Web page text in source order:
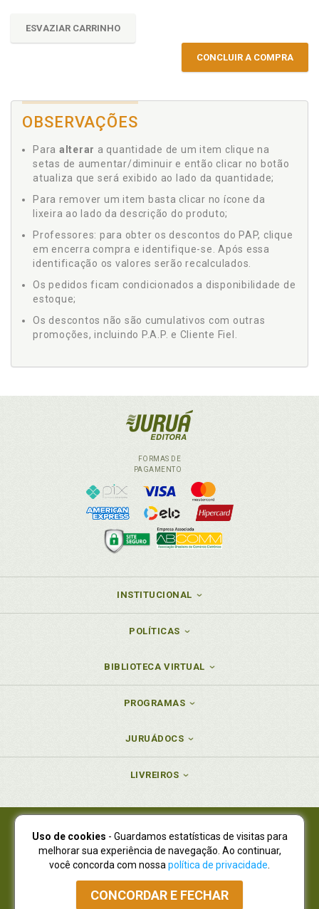
ESVAZIAR CARRINHO
CONCLUIR A COMPRA
OBSERVAÇÕES
Para alterar a quantidade de um item clique na
setas de aumentar/diminuir e então clicar no botão
atualiza que será exibido ao lado da quantidade;
Para remover um item basta clicar no ícone da
lixeira ao lado da descrição do produto;
Professores: para obter os descontos do PAP, clique
em encerra compra e identifique-se. Após essa
identificação os valores serão recalculados.
Os pedidos ficam condicionados a disponibilidade de
estoque;
Os descontos não são cumulativos com outras
promoções, incluindo P.A.P. e Cliente Fiel.
FORMAS DE
PAGAMENTO
INSTITUCIONAL
POLÍTICAS
BIBLIOTECA VIRTUAL
PROGRAMAS
JURUÁDOCS
LIVREIROS
Juruá Editora Ltda., CNPJ 77.535.508/0001-19
Juruá Informática Ltda., CNPJ 01.701.561/0001-80
NOVO ENDEREÇO:R. Flávio Dallegrave, 7665, São Lourenço |
Curitiba - Paraná - CEP 82210-310
Atendimento: (41) 4009-3900|Vendas Atacado: (41) 4009-3939
Uso de cookies - Guardamos estatísticas de visitas para
melhorar sua experiência de navegação. Ao continuar,
você concorda com nossa política de privacidade
CONCORDAR E FECHAR